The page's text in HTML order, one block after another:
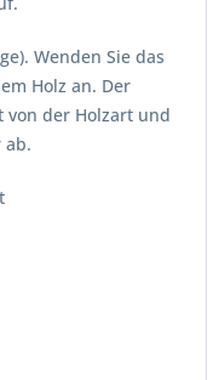
Wenden Sie das
Holz an. Der
von der Holzart und